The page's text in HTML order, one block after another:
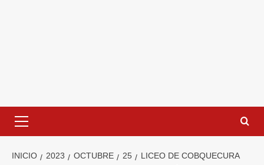
INICIO 2023 OCTUBRE 25
LICEO DE COBQUECURA